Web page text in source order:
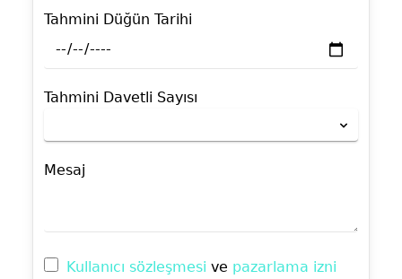
Tahmini Düğün Tarihi
Tahmini Davetli Sayısı
Mesaj
Kullanıcı sözleşmesi ve pazarlama izni